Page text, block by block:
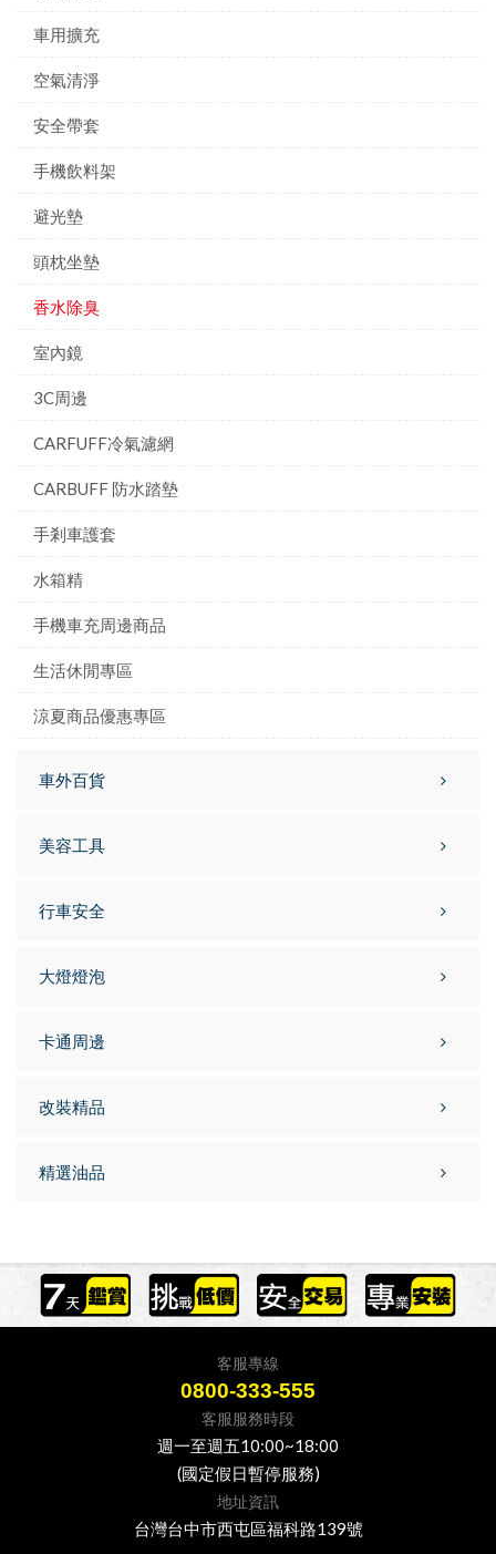
車用擴充
空氣清淨
安全帶套
手機飲料架
避光墊
頭枕坐墊
香水除臭
室內鏡
3C周邊
CARFUFF冷氣濾網
CARBUFF 防水踏墊
手剎車護套
水箱精
手機車充周邊商品
生活休閒專區
涼夏商品優惠專區
車外百貨
美容工具
行車安全
大燈燈泡
卡通周邊
改裝精品
精選油品
客服專線
0800-333-555
客服服務時段
週一至週五10:00~18:00
(國定假日暫停服務)
地址資訊
台灣台中市西屯區福科路139號